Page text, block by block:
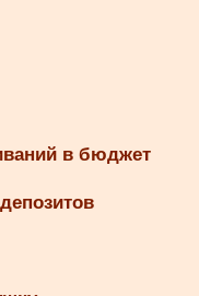
в бюджет